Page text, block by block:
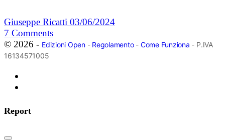
Giuseppe Ricatti 03/06/2024
7 Comments
© 2026 - Edizioni Open- Regolamento- Come Funziona - P.IVA
16134571005
Report